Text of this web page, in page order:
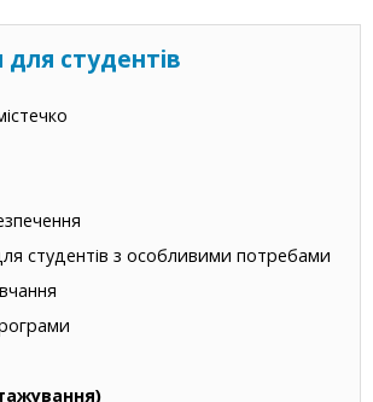
для студентів
студентів з особливими потребами